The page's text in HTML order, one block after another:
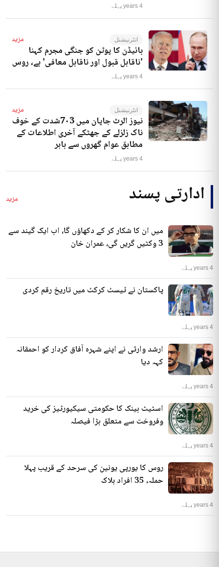
4 years پہلے
انٹرنیشنل مزید
بائیڈن کا پوٹن کو جنگی مجرم کہنا
'ناقابل قبول اور ناقابل معافی' ہے، روس
4 years پہلے
انٹرنیشنل مزید
نیوز الرٹ جاپان میں 7۰3شدت کے خوف
ناک زلزلے کے جھٹکے آخری اطلاعات کے
مطابق عوام گھروں سے باہر
4 years پہلے
ادارتی پسند مزید
میں ان کا شکار کر کے دکھاؤں گا، اب ایک گیند سے
3 وکٹیں گریں گی، عمران خان
4 years پہلے
پاکستان نے ٹیسٹ کرکٹ میں تاریخ رقم کردی
4 years پہلے
ارشد وارثی نے اپنے شہرہ آفاق کردار کو احمقانہ
کہہ دیا
4 years پہلے
اسٹیٹ بینک کا حکومتی سیکیورٹیز کی خرید
وفروخت سے متعلق بڑا فیصلہ
4 years پہلے
روس کا یورپی یونین کی سرحد کے قریب پہلا
حملہ، 35 افراد ہلاک
4 years پہلے